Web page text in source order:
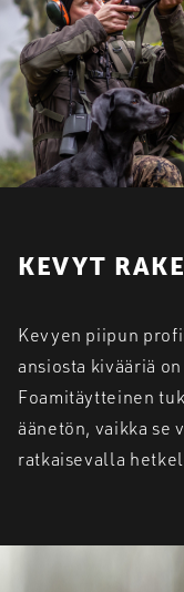
KEVYT
Kevyen piipun
ansiosta kivääriä
Foamitäytteinen
äänetön, vaikka se
ratkaisevalla